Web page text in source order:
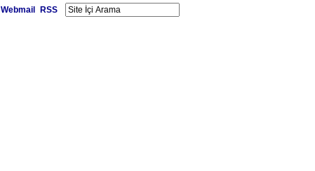
Webmail RSS